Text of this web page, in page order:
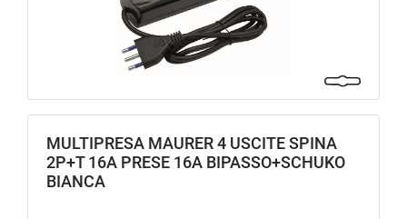
MULTIPRESA MAURER 4 USCITE SPINA
2P+T 16A PRESE 16A BIPASSO+SCHUKO
BIANCA